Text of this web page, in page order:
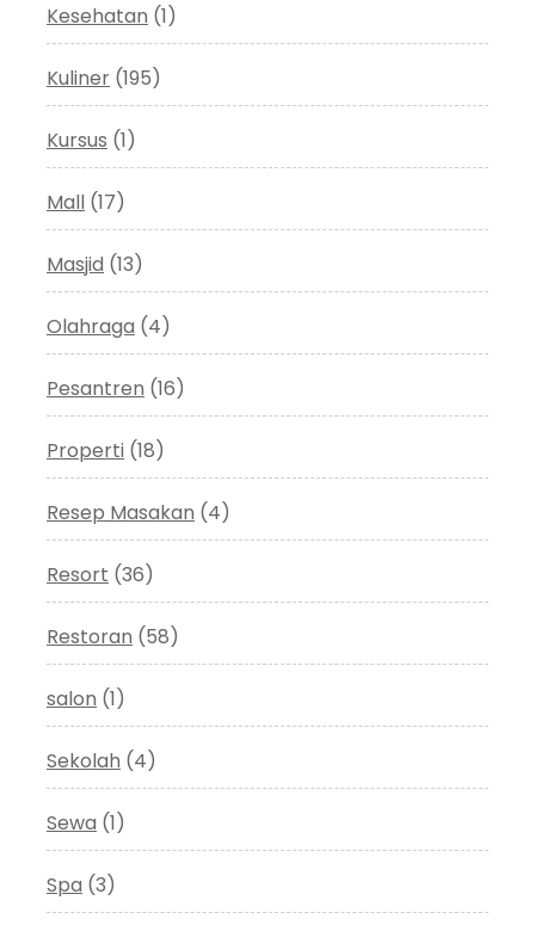
Kesehatan (1)
Kuliner (195)
Kursus (1)
Mall (17)
Masjid (13)
Olahraga (4)
Pesantren (16)
Properti (18)
Resep Masakan (4)
Resort (36)
Restoran (58)
salon (1)
Sekolah (4)
Sewa (1)
Spa (3)